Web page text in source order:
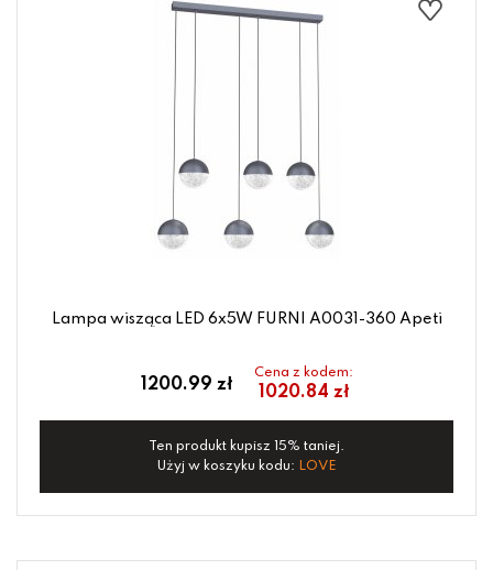
Lampa wisząca LED 6x5W FURNI A0031-360 Apeti
1200.99 zł
Cena z kodem:
1020.84 zł
Ten produkt kupisz 15% taniej.
Użyj w koszyku kodu: LOVE